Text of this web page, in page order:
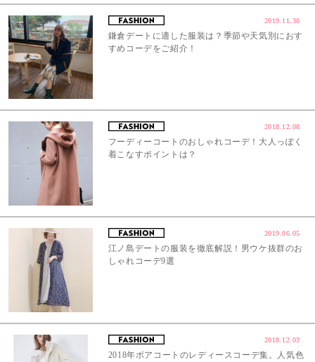
2019.11.30
鎌倉デートに適した服装は？季節や天気別におす
すめコーデをご紹介！
2018.12.08
フーディーコートのおしゃれコーデ！大人っぽく
着こなすポイントは？
2019.06.05
江ノ島デートの服装を徹底解説！男ウケ抜群のお
しゃれコーデ9選
2018.12.03
2018年ボアコートのレディースコーデ集。人気色